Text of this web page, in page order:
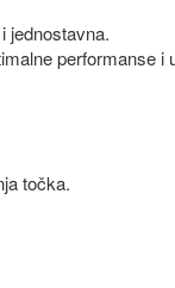
jednostavna.
performanse
točka.